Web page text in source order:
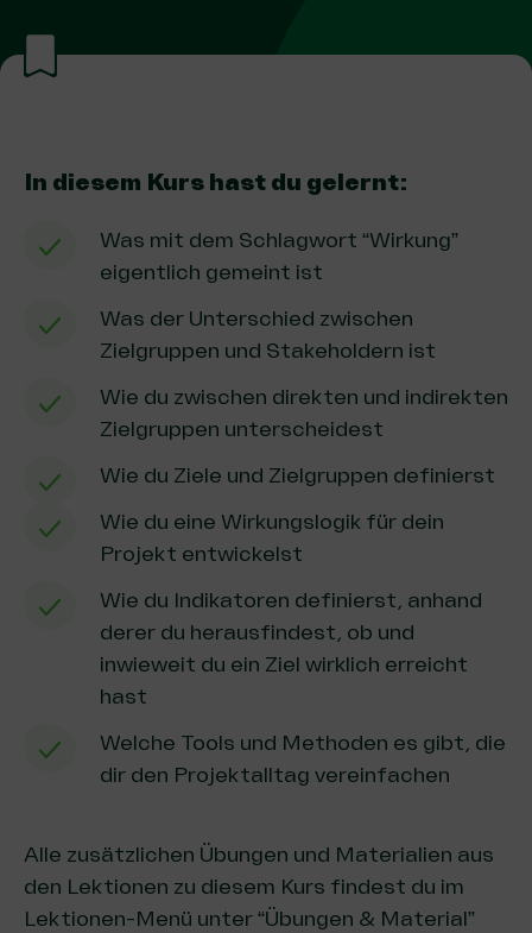
In diesem Kurs hast du gelernt:
Was mit dem Schlagwort “Wirkung”
eigentlich gemeint ist
Was der Unterschied zwischen
Zielgruppen und Stakeholdern ist
Wie du zwischen direkten und indirekten
Zielgruppen unterscheidest
Wie du Ziele und Zielgruppen definierst
Wie du eine Wirkungslogik für dein
Projekt entwickelst
Wie du Indikatoren definierst, anhand
derer du herausfindest, ob und
inwieweit du ein Ziel wirklich erreicht
hast
Welche Tools und Methoden es gibt, die
dir den Projektalltag vereinfachen
Alle zusätzlichen Übungen und Materialien aus
den Lektionen zu diesem Kurs findest du im
Lektionen-Menü unter “Übungen & Material”